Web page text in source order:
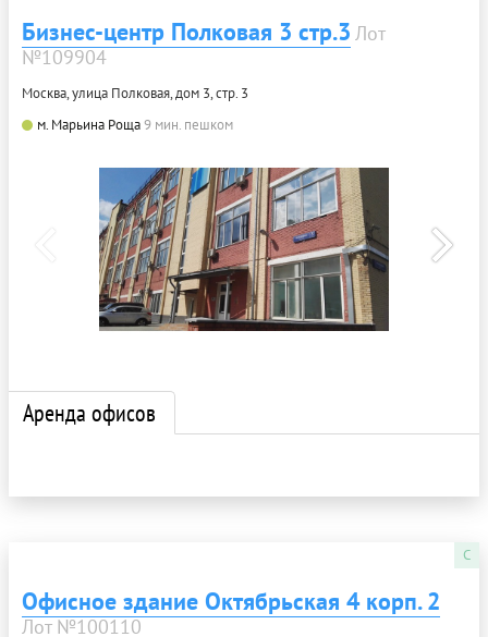
Бизнес-центр Полковая 3 стр.3 Лот
№109904
Москва, улица Полковая, дом 3, стр. 3
м. Марьина Роща9 мин. пешком
Аренда офисов
C
Офисное здание Октябрьская 4 корп. 2
Лот №100110